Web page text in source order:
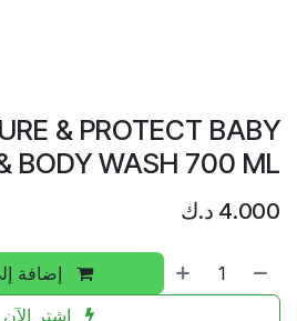
& PROTECT BABY
BODY WASH 700 ML
4.000 د.ك
إضافة
اشترِ الآن